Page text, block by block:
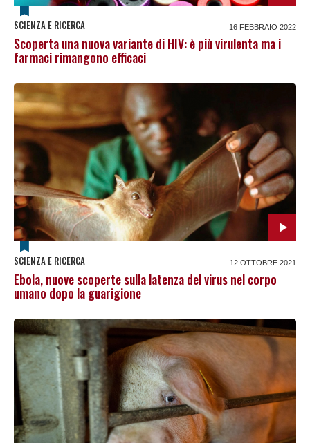
SCIENZA E RICERCA 16 FEBBRAIO 2022
Scoperta una nuova variante di HIV: è più virulenta ma i
farmaci rimangono efficaci
SCIENZA E RICERCA 12 OTTOBRE 2021
Ebola, nuove scoperte sulla latenza del virus nel corpo
umano dopo la guarigione